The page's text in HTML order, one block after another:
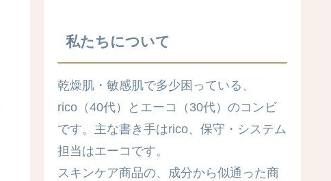
私たちについて
乾燥肌・敏感肌で多少困っている、
rico（40代）とエーコ（30代）のコンビ
です。主な書き手はrico、保守・システム
担当はエーコです。
スキンケア商品の、成分から似通った商